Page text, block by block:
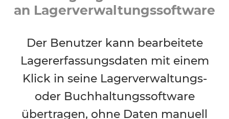
an Lagerverwaltungssoftware
Der Benutzer kann bearbeitete
Lagererfassungsdaten mit einem
Klick in seine Lagerverwaltungs-
oder Buchhaltungssoftware
übertragen, ohne Daten manuell